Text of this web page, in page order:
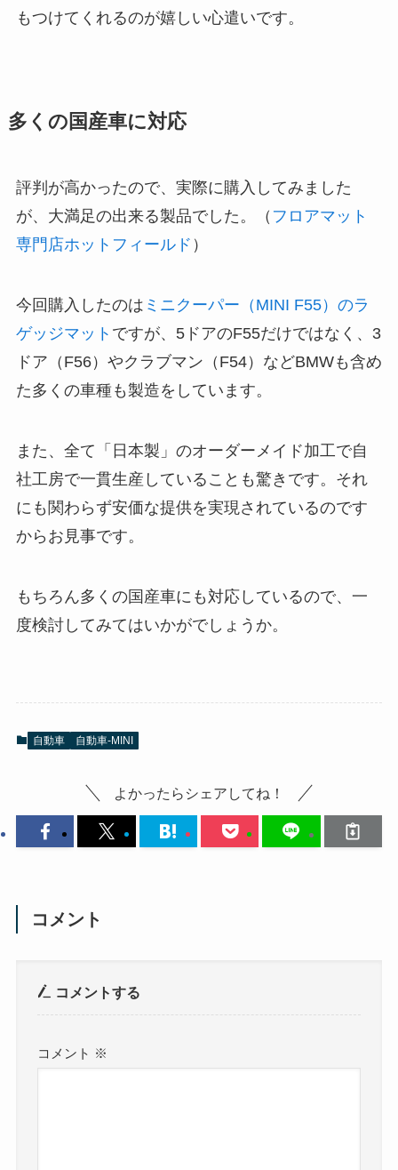
もつけてくれるのが嬉しい心遣いです。
多くの国産車に対応
評判が高かったので、実際に購入してみました
が、大満足の出来る製品でした。（ フロアマット
専門店ホットフィールド ）
今回購入したのは ミニクーパー（MINI F55）のラ
ゲッジマット ですが、5ドアのF55だけではなく、3
ドア（F56）やクラブマン（F54）などBMWも含め
た多くの車種も製造をしています。
また、全て「日本製」のオーダーメイド加工で自
社工房で一貫生産していることも驚きです。それ
にも関わらず安価な提供を実現されているのです
からお見事です。
もちろん多くの国産車にも対応しているので、一
度検討してみてはいかがでしょうか。
自動車 自動車-MINI
よかったらシェアしてね！
コメント
コメントする
コメント ※